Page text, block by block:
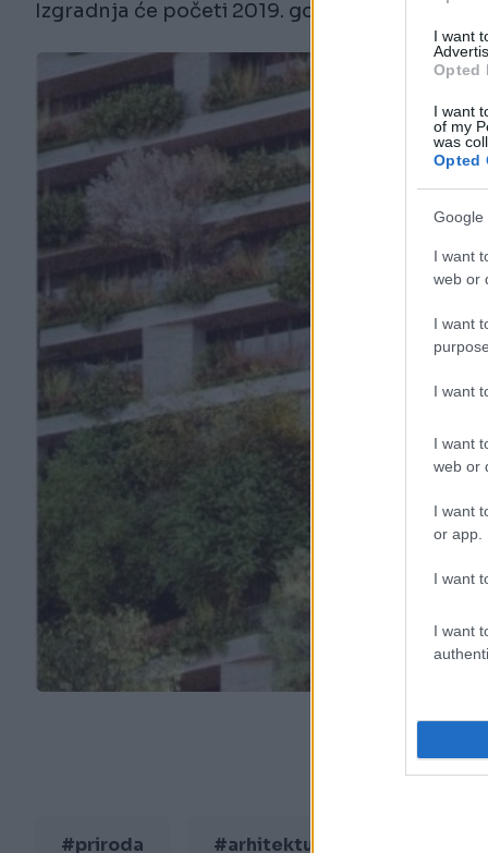
I want
Opted
I want
of my
was
Opted
Google
I want
web or
I want
I want
I want
web or
I want
or app.
I want
I want
Izgradnja će početi 2019. godine, a očekuje
#priroda #arhitektura